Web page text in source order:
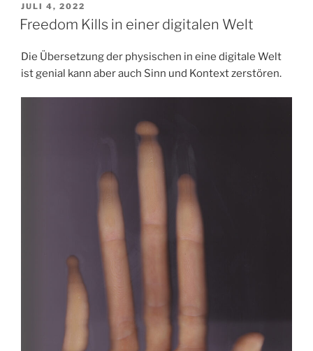
VERÖFFENTLICHT
AM
JULI 4, 2022
Freedom Kills in einer digitalen Welt
Die Übersetzung der physischen in eine digitale Welt
ist genial kann aber auch Sinn und Kontext zerstören.